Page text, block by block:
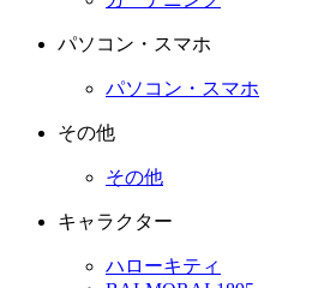
パソコン・スマホ
パソコン・スマホ
その他
その他
キャラクター
ハローキティ